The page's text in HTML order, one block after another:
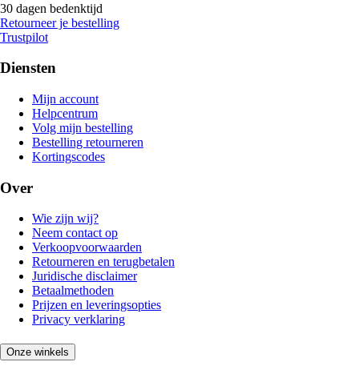
30 dagen bedenktijd
Retourneer je bestelling
Trustpilot
Diensten
Mijn account
Helpcentrum
Volg mijn bestelling
Bestelling retourneren
Kortingscodes
Over
Wie zijn wij?
Neem contact op
Verkoopvoorwaarden
Retourneren en terugbetalen
Juridische disclaimer
Betaalmethoden
Prijzen en leveringsopties
Privacy verklaring
Onze winkels